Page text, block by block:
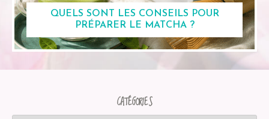
QUELS SONT LES CONSEILS POUR
PRÉPARER LE MATCHA ?
CATÉGORIES